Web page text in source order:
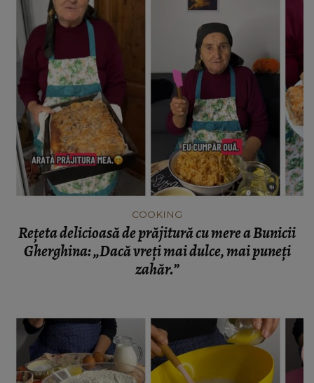
COOKING
Rețeta delicioasă de prăjitură cu mere a Bunicii
Gherghina: „Dacă vreți mai dulce, mai puneți
zahăr.”